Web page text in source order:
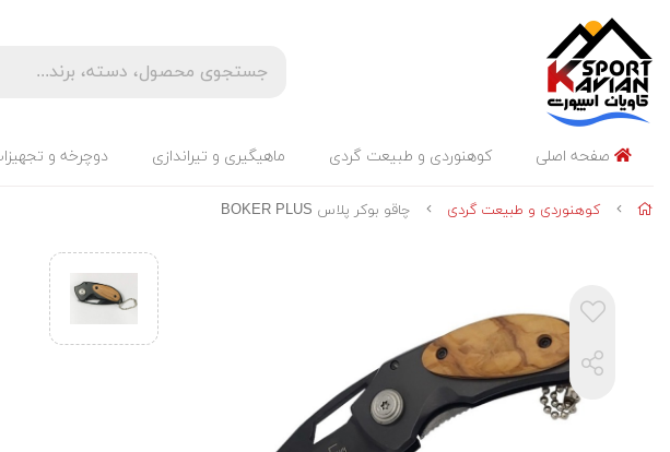
صفحه اصلی کوهنوردی و طبیعت گردی ماهیگیری و تیراندازی دوچرخه و
کوهنوردی و طبیعت گردی چاقو بوکر پلاس BOKER PLUS